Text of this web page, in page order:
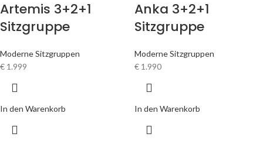
Artemis 3+2+1
Sitzgruppe
Moderne Sitzgruppen
€ 1.999
In den Warenkorb
Anka 3+2+1
Sitzgruppe
Moderne Sitzgruppen
€ 1.990
In den Warenkorb